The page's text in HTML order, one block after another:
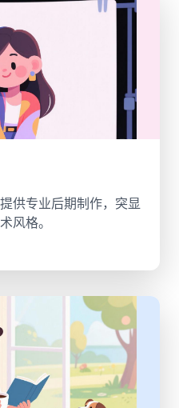
供专业后期制作，突显
风格。